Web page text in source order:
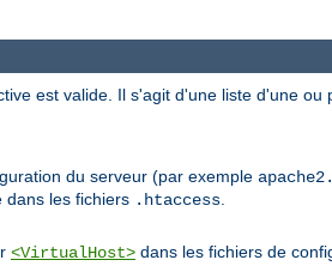
est valide. Il s'agit d'une liste d'une
du serveur (par exemple
dans les fichiers .htaccess
<VirtualHost> dans les fichiers de